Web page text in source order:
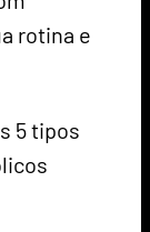
rotina e
5 tipos